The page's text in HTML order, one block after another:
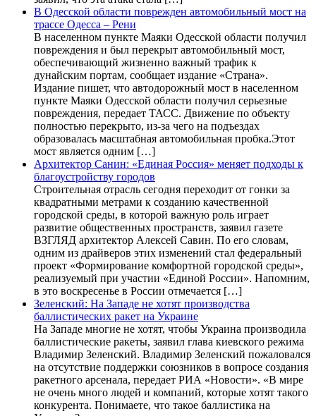
В Одесской области поврежден автомобильный мост на
трассе Одесса – Рени
В населенном пункте Маяки Одесской области получил
повреждения и был перекрыт автомобильный мост,
обеспечивающий жизненно важный трафик к
дунайским портам, сообщает издание «Страна».
Издание пишет, что автодорожный мост в населенном
пункте Маяки Одесской области получил серьезные
повреждения, передает ТАСС. Движение по объекту
полностью перекрыто, из-за чего на подъездах
образовалась масштабная автомобильная пробка.Этот
мост является одним […]
Архитектор Санин: «Единая Россия» меняет подходы к
благоустройству городов
Строительная отрасль сегодня переходит от гонки за
квадратными метрами к созданию качественной
городской среды, в которой важную роль играет
развитие общественных пространств, заявил газете
ВЗГЛЯД архитектор Алексей Савин. По его словам,
одним из драйверов этих изменений стал федеральный
проект «Формирование комфортной городской среды»,
реализуемый при участии «Единой России». Напомним,
в это воскресенье в России отмечается […]
Зеленский: На Западе не хотят производства
баллистических ракет на Украине
На Западе многие не хотят, чтобы Украина производила
баллистические ракеты, заявил глава киевского режима
Владимир Зеленский. Владимир Зеленский пожаловался
на отсутствие поддержки союзников в вопросе создания
ракетного арсенала, передает РИА «Новости». «В мире
не очень много людей и компаний, которые хотят такого
конкурента. Понимаете, что такое баллистика на